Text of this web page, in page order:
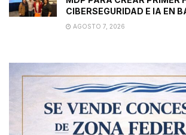
CIBERSEGURIDAD E IA EN
AGOSTO 7, 2026